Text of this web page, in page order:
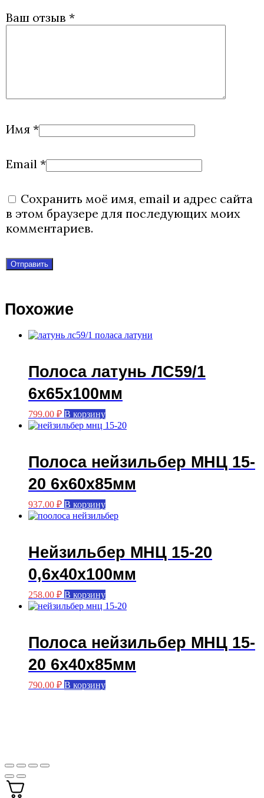
Ваш отзыв *
Имя *
Email *
Сохранить моё имя, email и адрес сайта
в этом браузере для последующих моих
комментариев.
Похожие
Полоса латунь ЛС59/1
6х65х100мм
799.00 ₽ В корзину
Полоса нейзильбер МНЦ 15-
20 6х60х85мм
937.00 ₽ В корзину
Нейзильбер МНЦ 15-20
0,6х40х100мм
258.00 ₽ В корзину
Полоса нейзильбер МНЦ 15-
20 6х40х85мм
790.00 ₽ В корзину